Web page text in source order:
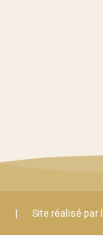
Site réalisé par